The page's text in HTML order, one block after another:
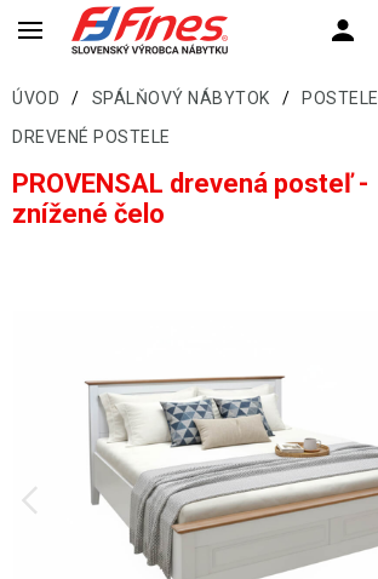
ÚVOD / SPÁLŇOVÝ NÁBYTOK / POSTELE
DREVENÉ POSTELE
PROVENSAL drevená posteľ -
znížené čelo